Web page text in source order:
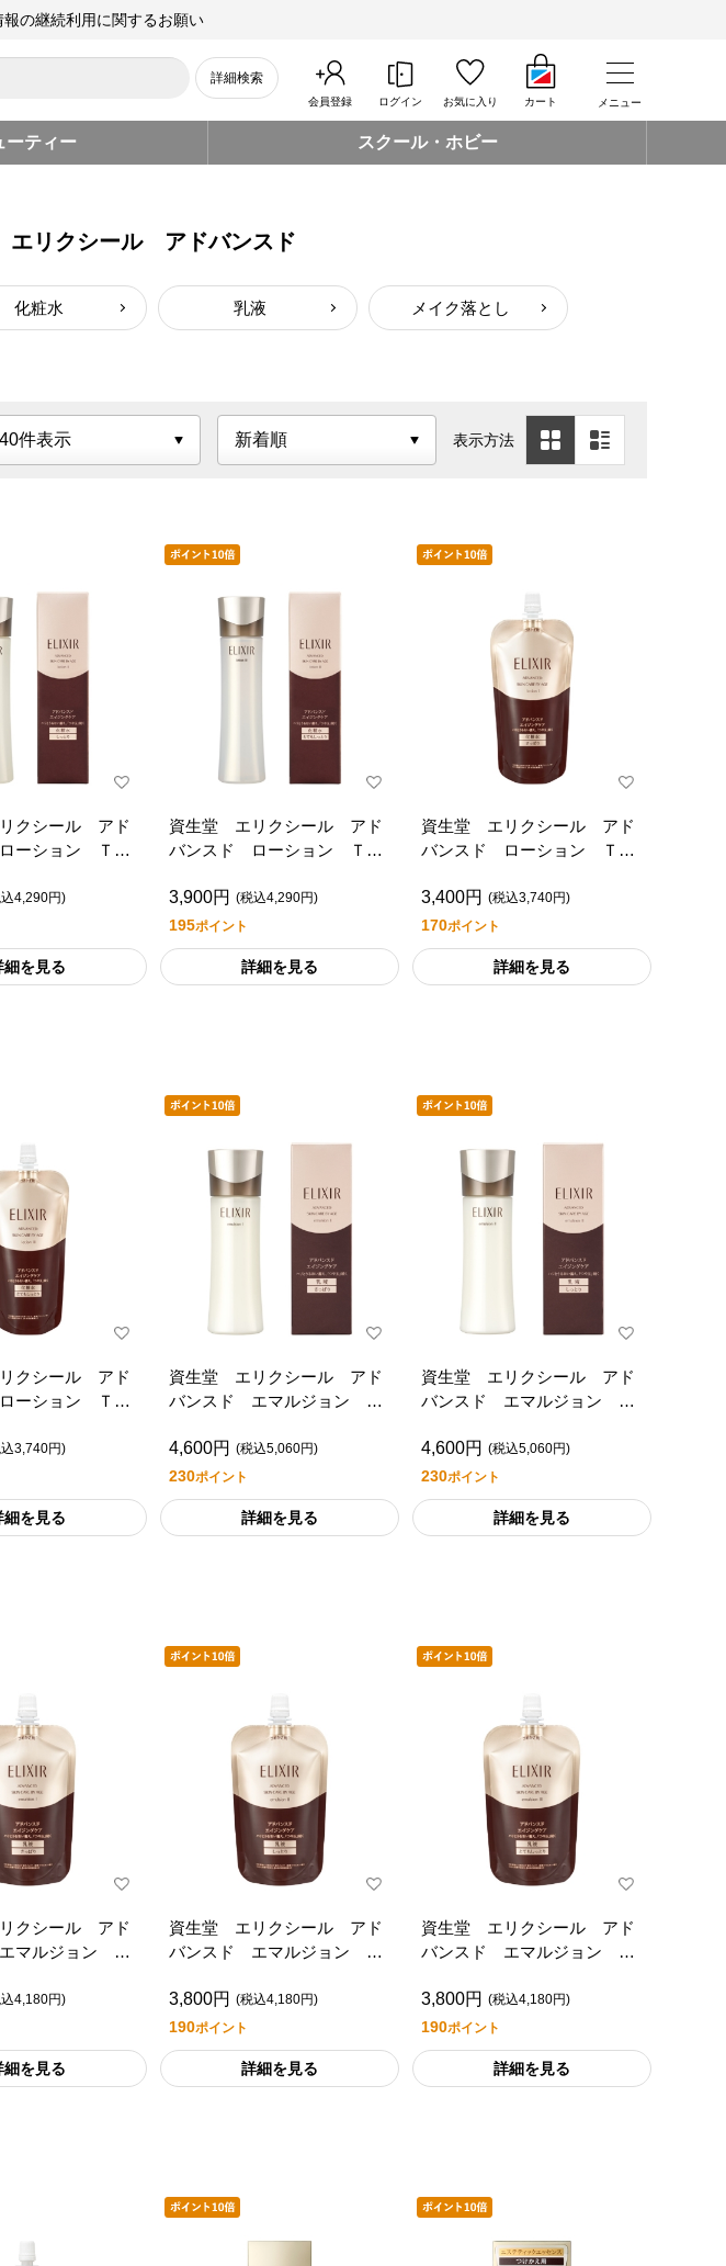
報の継続利用に関するお願い
詳細検索
会員登録 ログイン お気に入り カート メニュー
ーティー スクール・ホビー
エリクシール アドバンスド
化粧水 乳液 メイク落とし
表示方法
クシール アド
ーション Ｔ
4,290円)
細を見る
資生堂 エリクシール アド
バンスド ローション Ｔ
3,900円 (税込4,290円)
195ポイント
詳細を見る
資生堂 エリクシール アド
バンスド ローション Ｔ
3,400円 (税込3,740円)
170ポイント
詳細を見る
クシール アド
ーション Ｔ
3,740円)
細を見る
資生堂 エリクシール アド
バンスド エマルジョン
4,600円 (税込5,060円)
230ポイント
詳細を見る
資生堂 エリクシール アド
バンスド エマルジョン
4,600円 (税込5,060円)
230ポイント
詳細を見る
クシール アド
マルジョン
4,180円)
細を見る
資生堂 エリクシール アド
バンスド エマルジョン
3,800円 (税込4,180円)
190ポイント
詳細を見る
資生堂 エリクシール アド
バンスド エマルジョン
3,800円 (税込4,180円)
190ポイント
詳細を見る